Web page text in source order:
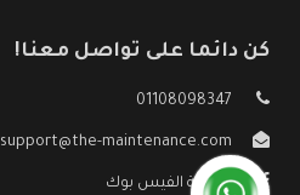
كن دائما على تواصل معنا!
01108098347
support@the-maintenance.com
صفحة الفيس بوك